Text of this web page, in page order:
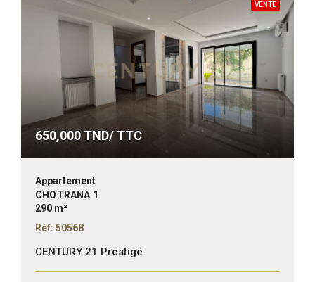
VENTE
650,000 TND/ TTC
Appartement
CHOTRANA 1
290 m²
Réf: 50568
CENTURY 21 Prestige